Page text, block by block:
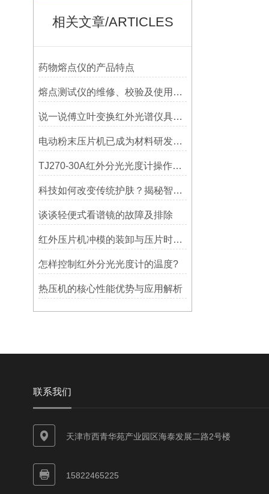
相关文章/ARTICLES
药物熔点仪的产品特点
熔点测试仪的维修、校验及使用注意事项讲解
说一说傅立叶变换红外光谱仪具有哪些特点？
电动粉末压片机已成为材料研发与质量控制中的重要设备
TJ270-30A红外分光光度计操作简便，结果可靠
科技如何改变传统护肤？揭秘智能透皮扩散仪
谈谈轻便式看谱镜的故障及排除
红外压片机冲模的装卸与压片时的调整讲解
怎样控制红外分光光度计的温度?
热压机的核心性能优势与应用解析
联系我们
天津市西青华苑产业园区海泰发展二路2号楼
15822465225